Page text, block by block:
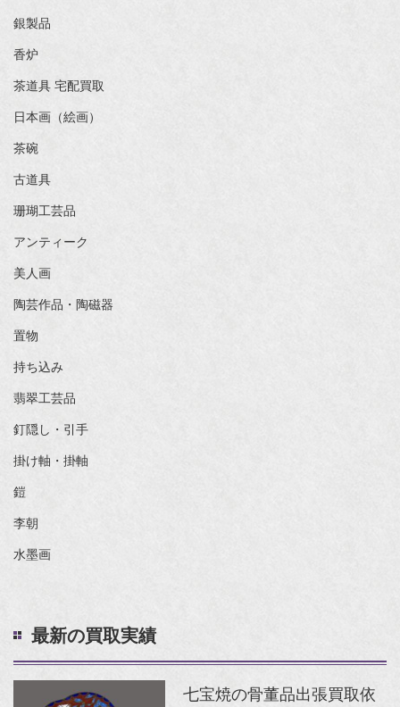
銀製品
香炉
茶道具 宅配買取
日本画（絵画）
茶碗
古道具
珊瑚工芸品
アンティーク
美人画
陶芸作品・陶磁器
置物
持ち込み
翡翠工芸品
釘隠し・引手
掛け軸・掛軸
鎧
李朝
水墨画
最新の買取実績
七宝焼の骨董品出張買取依